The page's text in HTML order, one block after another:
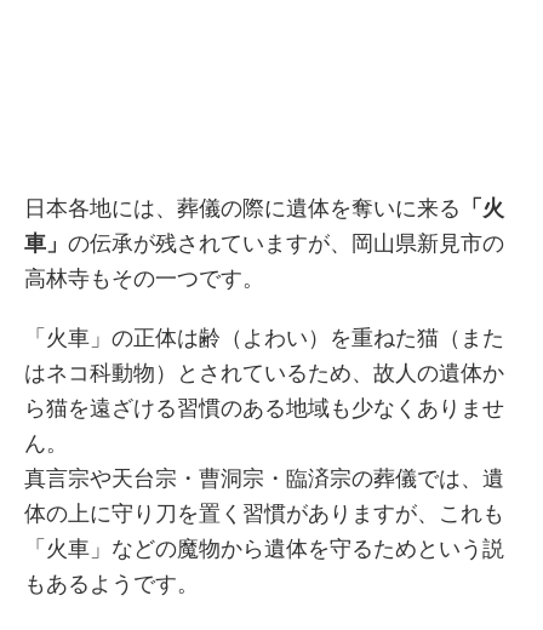
日本各地には、葬儀の際に遺体を奪いに来る 「火
車」 の伝承が残されていますが、岡山県新見市の
高林寺もその一つです。
「火車」の正体は齢（よわい）を重ねた猫（また
はネコ科動物）とされているため、故人の遺体か
ら猫を遠ざける習慣のある地域も少なくありませ
ん。
真言宗や天台宗・曹洞宗・臨済宗の葬儀では、遺
体の上に守り刀を置く習慣がありますが、これも
「火車」などの魔物から遺体を守るためという説
もあるようです。